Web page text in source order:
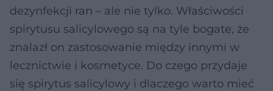
dezynfekcji ran – ale nie tylko. Właściwości
spirytusu salicylowego są na tyle bogate, że
znalazł on zastosowanie między innymi w
lecznictwie i kosmetyce. Do czego przydaje
się spirytus salicylowy i dlaczego warto mieć